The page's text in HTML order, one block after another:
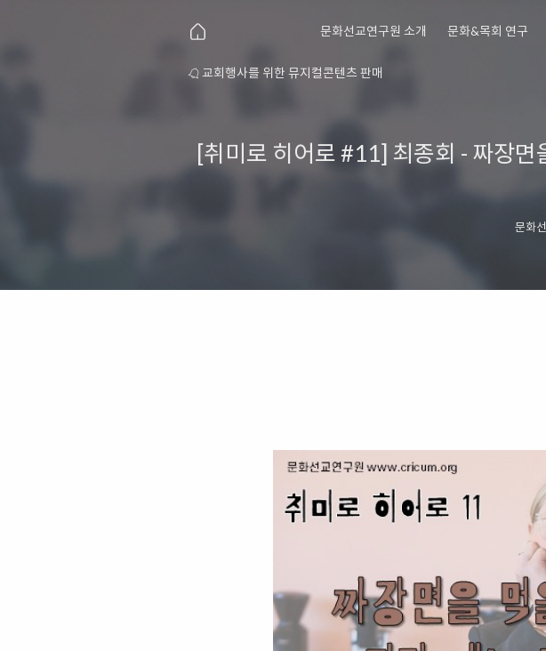
문화선교연구원 소개 문화&목회 연구
교회행사를 위한 뮤지컬콘텐츠 판매
[취미로 히어로 #11] 최종회 - 짜장면
문화